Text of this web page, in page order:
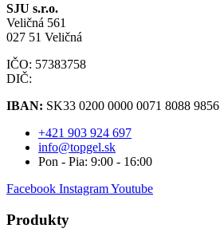
SJU s.r.o.
Veličná 561
027 51 Veličná
IČO: 57383758
DIČ:
IBAN: SK33 0200 0000 0071 8088 9856
+421 903 924 697
info@topgel.sk
Pon - Pia: 9:00 - 16:00
Facebook InstagramYoutube
Produkty